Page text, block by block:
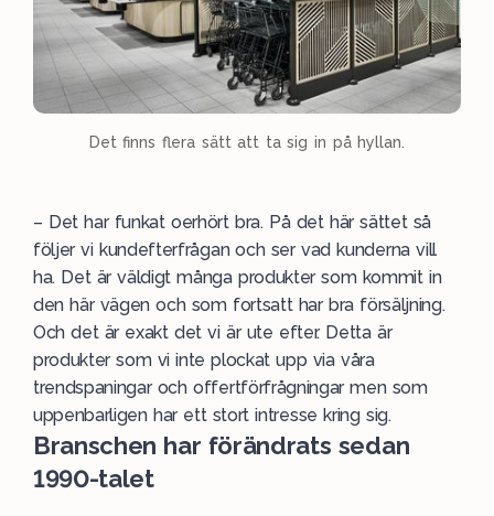
Det finns flera sätt att ta sig in på hyllan.
– Det har funkat oerhört bra. På det här sättet så
följer vi kundefterfrågan och ser vad kunderna vill
ha. Det är väldigt många produkter som kommit in
den här vägen och som fortsatt har bra försäljning.
Och det är exakt det vi är ute efter. Detta är
produkter som vi inte plockat upp via våra
trendspaningar och offertförfrågningar men som
uppenbarligen har ett stort intresse kring sig.
Branschen har förändrats sedan
1990-talet